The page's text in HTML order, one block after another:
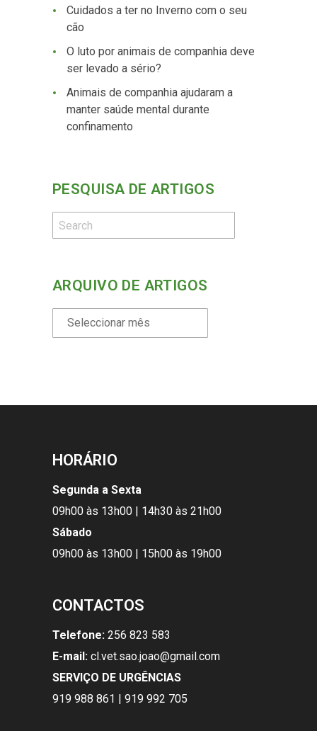
Cuidados a ter no Inverno com o seu
cão
O luto por animais de companhia deve
ser levado a sério?
Animais de companhia ajudaram a
manter saúde mental durante
confinamento
PESQUISA DE ARTIGOS
ARQUIVO DE ARTIGOS
HORÁRIO
Segunda a Sexta
09h00 às 13h00 | 14h30 às 21h00
Sábado
09h00 às 13h00 | 15h00 às 19h00
CONTACTOS
Telefone: 256 823 583
E-mail: cl.vet.sao.joao@gmail.com
SERVIÇO DE URGÊNCIAS
919 988 861 | 919 992 705